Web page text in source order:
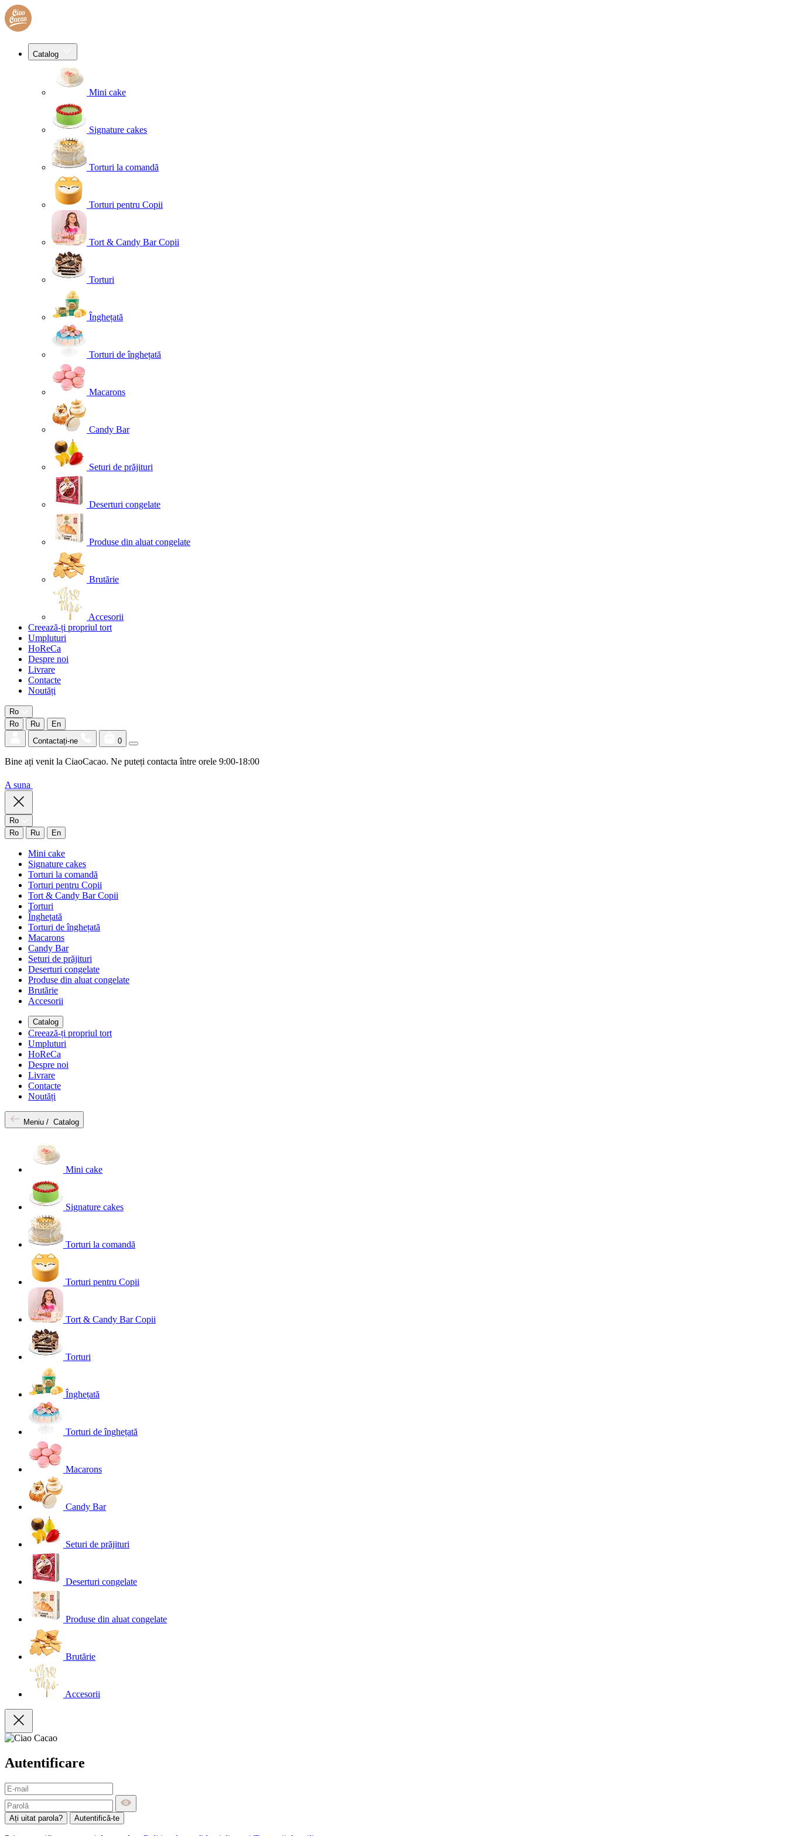
Catalog
Mini cake
Signature cakes
Torturi la comandă
Torturi pentru Copii
Tort & Candy Bar Copii
Torturi
Înghețată
Torturi de înghețată
Macarons
Candy Bar
Seturi de prăjituri
Deserturi congelate
Produse din aluat congelate
Brutărie
Accesorii
Creează-ți propriul tort
Umpluturi
HoReCa
Despre noi
Livrare
Contacte
Noutăți
Ro
Ro
Ru
En
Contactați-ne
0
Bine ați venit la CiaoCacao. Ne puteți contacta între orele 9:00-18:00
A suna
Ro
Ro
Ru En
Mini cake
Signature cakes
Torturi la comandă
Torturi pentru Copii
Tort & Candy Bar Copii
Torturi
Înghețată
Torturi de înghețată
Macarons
Candy Bar
Seturi de prăjituri
Deserturi congelate
Produse din aluat congelate
Brutărie
Accesorii
Catalog
Creează-ți propriul tort
Umpluturi
HoReCa
Despre noi
Livrare
Contacte
Noutăți
Meniu / Catalog
Mini cake
Signature cakes
Torturi la comandă
Torturi pentru Copii
Tort & Candy Bar Copii
Torturi
Înghețată
Torturi de înghețată
Macarons
Candy Bar
Seturi de prăjituri
Deserturi congelate
Produse din aluat congelate
Brutărie
Accesorii
Autentificare
Ați uitat parola? Autentifică-te